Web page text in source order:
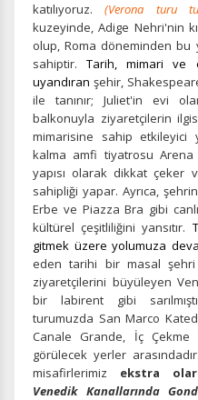
katılıyoruz.(Verona turu
kuzeyinde, Adige Nehri'nin
olup, Roma döneminden
sahiptir.Tarih, mimari ve
uyandıran şehir,
ile tanınır; Juliet'in evi
balkonuyla ziyaretçilerin
mimarisine sahip etkileyici
kalma amfi tiyatrosu
yapısı olarak dikkat
sahipliği yapar. Ayrıca,
Erbe ve Piazza Bra gibi
kültürel çeşitliliğini yansıtır.
gitmek üzere yolumuza
eden tarihi bir masal
ziyaretçilerini büyüleyen
bir labirent gibi
turumuzda San Marco
Canale Grande, İç
görülecek yerler
misafirlerimiz ekstra
Venedik Kanallarında